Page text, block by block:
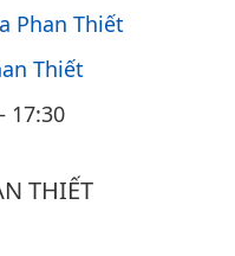
Phan Thiết
Thiết
17:30
THIẾT